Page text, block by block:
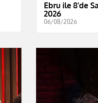
Ebru ile 8'de
2026
06/08/2026